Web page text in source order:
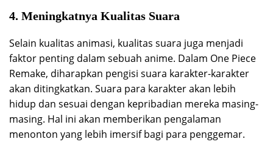
4. Meningkatnya Kualitas Suara
Selain kualitas animasi, kualitas suara juga menjadi
faktor penting dalam sebuah anime. Dalam One Piece
Remake, diharapkan pengisi suara karakter-karakter
akan ditingkatkan. Suara para karakter akan lebih
hidup dan sesuai dengan kepribadian mereka masing-
masing. Hal ini akan memberikan pengalaman
menonton yang lebih imersif bagi para penggemar.